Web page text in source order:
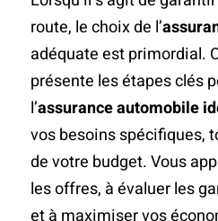
route, le choix de l’
adéquate est primordial.
présente les étapes clés
l’assurance automobile
vos besoins spécifiques,
de votre budget. Vous
les offres, à évaluer les